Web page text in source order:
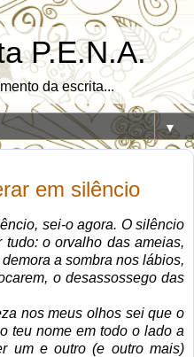
P.E.N.A.
da escrita...
▼
em silêncio
sei-o agora. O silêncio
o orvalho das ameias,
a sombra nos lábios,
o desassossego das
nos meus olhos sei que o
teu nome em todo o lado a
um e outro (e outro mais)